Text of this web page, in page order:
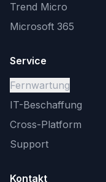
Trend Micro
Microsoft 365
Service
Fernwartung
IT-Beschaffung
Cross-Platform
Support
Kontakt